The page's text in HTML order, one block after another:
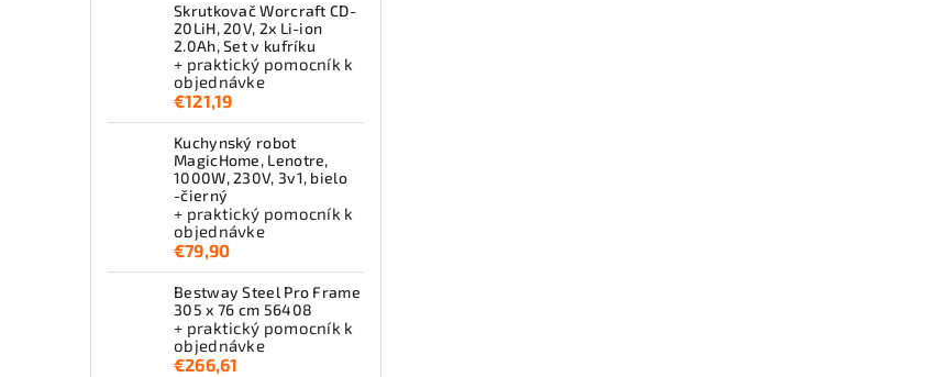
Skrutkovač Worcraft CD-
20LiH, 20V, 2x Li-ion
2.0Ah, Set v kufríku
+ praktický pomocník k
objednávke
€121,19
Kuchynský robot
MagicHome, Lenotre,
1000W, 230V, 3v1, bielo
-čierný
+ praktický pomocník k
objednávke
€79,90
Bestway Steel Pro Frame
305 x 76 cm 56408
+ praktický pomocník k
objednávke
€266,61